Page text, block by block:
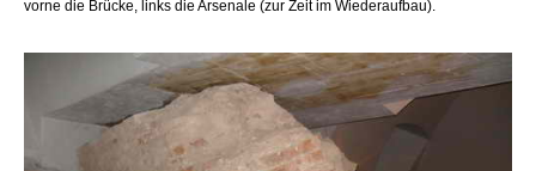
vorne die Brücke, links die Arsenale (zur Zeit im Wiederaufbau).